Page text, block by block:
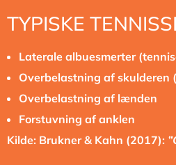
TYPISKE
Laterale albuesmerter
Overbelastning af skulderen
Overbelastning af lænden
Forstuvning af anklen
Kilde: Brukner & Kahn (2017):